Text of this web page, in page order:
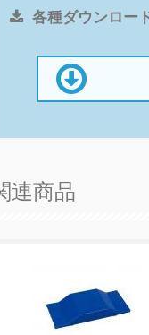
各種ダウンロー
連商品